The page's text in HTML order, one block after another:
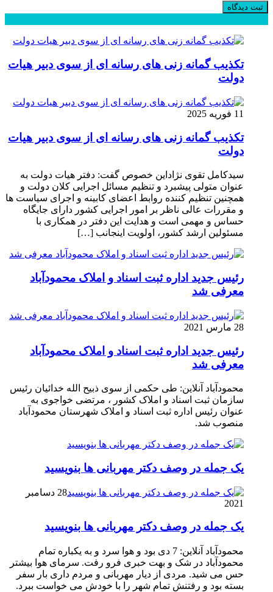
تکذیب گمانه زنی های رسانه ای از سوی دبیر هیات
دولت
11 فوریه 2025
تکذیب گمانه زنی های رسانه ای از سوی دبیر هیات
دولت
سیدکامل تقوی نژاداین خصوص گفت: دفتر هیات دولت به
عنوان متولی پیشبرد و تنظیم مسائل اجرایی کلان دولت و
همچنین تنظیم کننده روابط اعضای کابینه و اجرای سیاست ها
و مقررات عالی ناظر بر امور اجرایی کشور دارای جایگاه
حساس و مهمی است و هدایت این دفتر در همکاری با
مسئولین ارشد کشور، اولویت اینجانب […]
رئیس جدید اداره ثبت اسناد و املاک محمودآباد
معرفی شد
28 مارس 2021
رئیس جدید اداره ثبت اسناد و املاک محمودآباد
معرفی شد
محمودآباد آنلاین: طی حکمی از سوی ذبیح الله خدائیان رئیس
سازمان ثبت اسناد و املاک کشور ، مرتضی خواجوی به
عنوان رئیس اداره ثبت اسناد و املاک شهرستان محمودآباد
منصوب شد.
یک جمله در وصف دکتر مهربانی ها بنویسید
28 دسامبر
2021
یک جمله در وصف دکتر مهربانی ها بنویسید
محمودآباد آنلاین: 7 دی بود و هوا سرد و به یکباره تمام
محمودآباد در شک و بهت خبری فرو رفت. سرمای هوا بیشتر
حس می شید. مردی از دیار مهربانی و مردم داری بار سفر
بسته بود و رفتنش تمام شهر را با خودش می خواست ببرد.